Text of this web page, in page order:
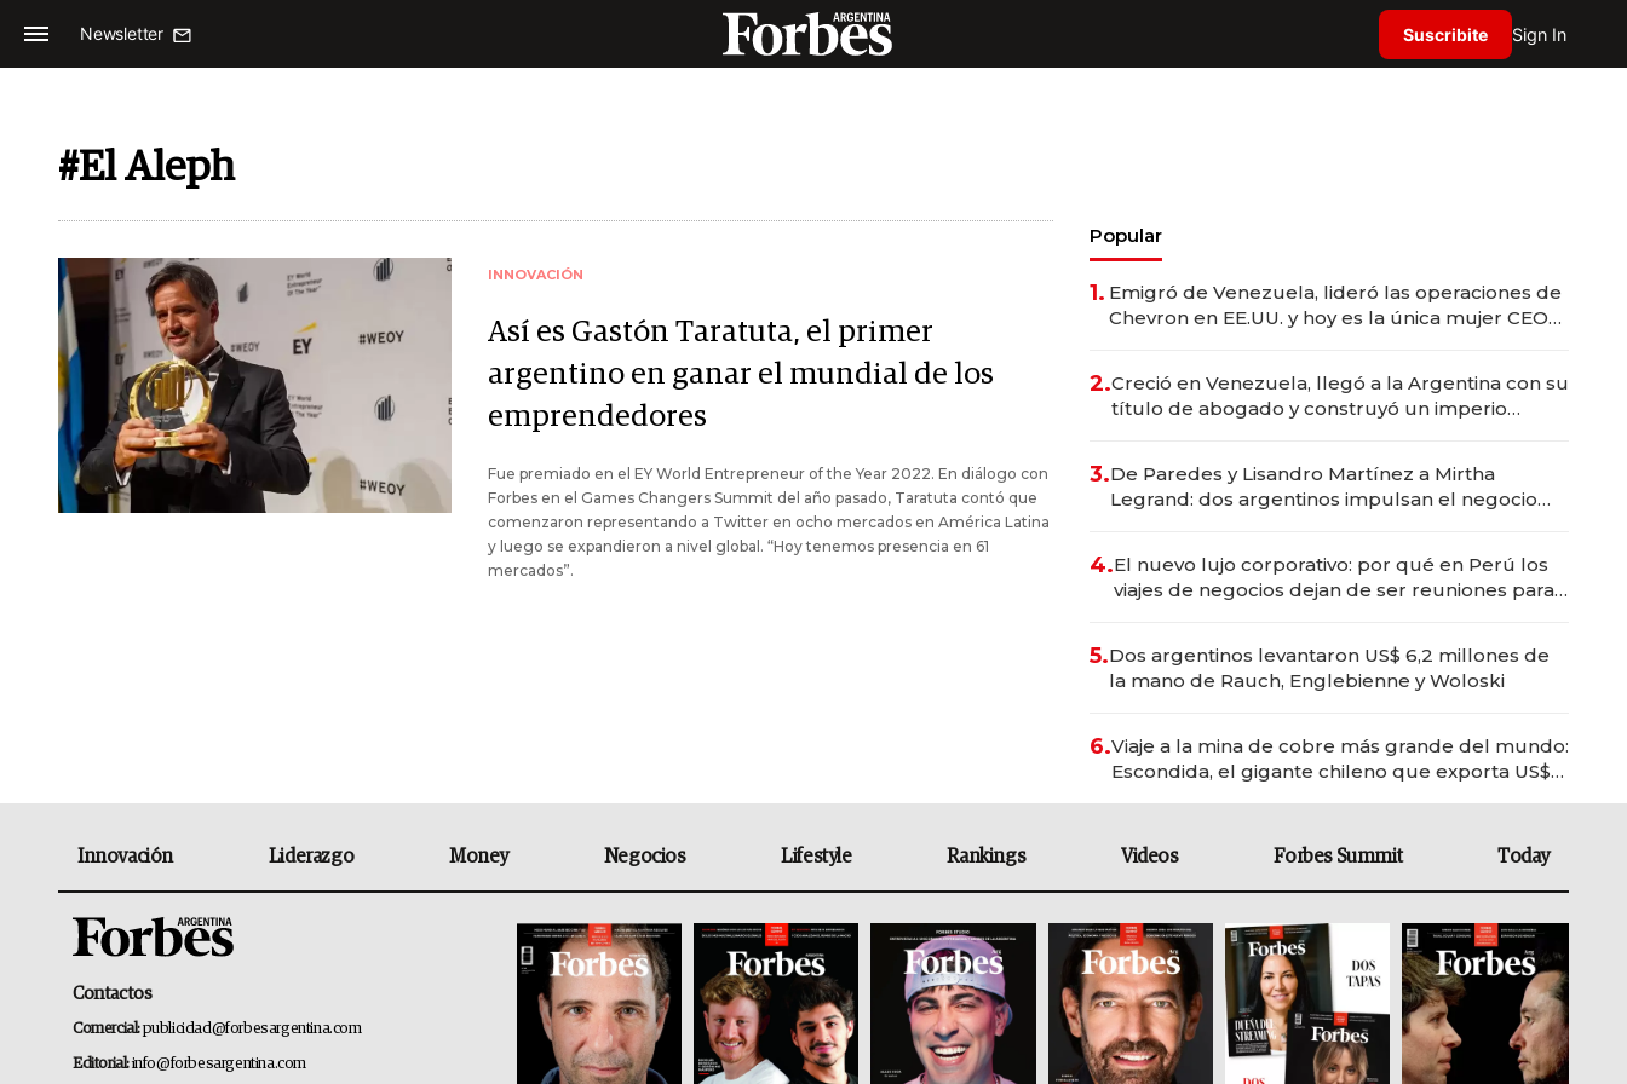
Newsletter Suscribite Sign In
#El Aleph
INNOVACIÓN
Así es Gastón Taratuta, el primer
argentino en ganar el mundial de los
emprendedores
Fue premiado en el EY World Entrepreneur of the Year 2022. En diálogo con
Forbes en el Games Changers Summit del año pasado, Taratuta contó que
comenzaron representando a Twitter en ocho mercados en América Latina
y luego se expandieron a nivel global. “Hoy tenemos presencia en 61
mercados”.
Popular
1. Emigró de Venezuela, lideró las operaciones de
Chevron en EE.UU. y hoy es la única mujer CEO
2.Creció en Venezuela, llegó a la Argentina con su
título de abogado y construyó un imperio
3.De Paredes y Lisandro Martínez a Mirtha
Legrand: dos argentinos impulsan el negocio
4.El nuevo lujo corporativo: por qué en Perú los
viajes de negocios dejan de ser reuniones para
5.Dos argentinos levantaron US$ 6,2 millones de
la mano de Rauch, Englebienne y Woloski
6.Viaje a la mina de cobre más grande del mundo:
Escondida, el gigante chileno que exporta US$
Innovación Liderazgo Money Negocios Lifestyle Rankings Videos Forbes Summit Today
Contactos
Comercial:publicidad@forbesargentina.com
Editorial:info@forbesargentina.com